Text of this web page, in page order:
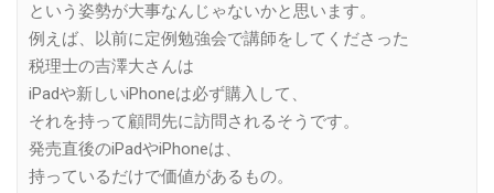
という姿勢が大事なんじゃないかと思います。
例えば、以前に定例勉強会で講師をしてくださった
税理士の吉澤大さんは
iPadや新しいiPhoneは必ず購入して、
それを持って顧問先に訪問されるそうです。
発売直後のiPadやiPhoneは、
持っているだけで価値があるもの。